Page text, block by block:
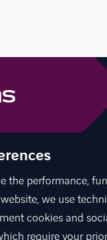
the performance,
we use
cookies and
require your